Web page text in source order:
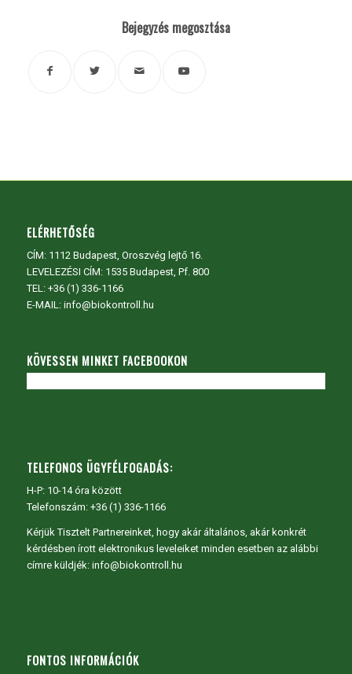
Bejegyzés megosztása
ELÉRHETŐSÉG
CÍM: 1112 Budapest, Oroszvég lejtő 16.
LEVELEZÉSI CÍM: 1535 Budapest, Pf. 800
TEL: +36 (1) 336-1166
E-MAIL: info@biokontroll.hu
KÖVESSEN MINKET FACEBOOKON
TELEFONOS ÜGYFÉLFOGADÁS:
H-P: 10-14 óra között
Telefonszám: +36 (1) 336-1166
Kérjük Tisztelt Partnereinket, hogy akár általános, akár konkrét
kérdésben írott elektronikus leveleiket minden esetben az alábbi
címre küldjék: info@biokontroll.hu
FONTOS INFORMÁCIÓK